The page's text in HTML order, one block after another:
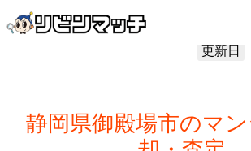
更新日
静岡県御殿場市のマ